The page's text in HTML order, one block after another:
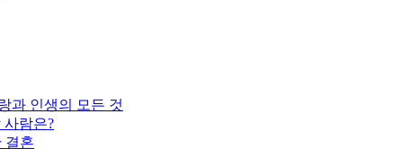
과 인생의 모든 것
사람은?
결혼